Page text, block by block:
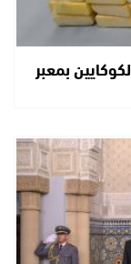
من الكوكايين بمعبر